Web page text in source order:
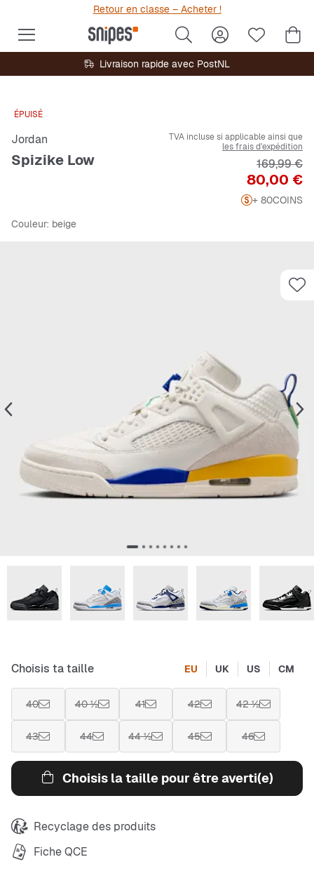
Retour en classe – Acheter !
Livraison rapide avec PostNL
ÉPUISÉ
Jordan
Spizike Low
TVA incluse si applicable ainsi que
les frais d'expédition
Prix
80,00 €
Prix
169,99 €
+ 80COINS
Couleur: beige
Choisis ta taille EU UK US CM
40 40 ½ 41 42 42 ½
43 44 44 ½ 45 46
Choisis la taille pour être averti(e)
Recyclage des produits
Fiche QCE